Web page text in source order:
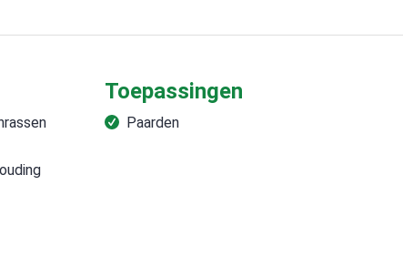
Toepassingen
Paarden